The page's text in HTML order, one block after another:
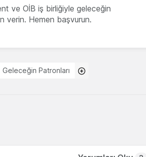
ve OİB iş birliğiyle geleceğin
verin. Hemen başvurun.
Geleceğin Patronları